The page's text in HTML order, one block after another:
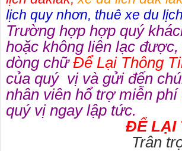
lịch quy nhơn, thuê xe du
Trường hợp hợp quý
hoặc không liên lạc
dòng chữĐể Lại Thông
của quý vị và gửi đến
nhân viên hổ trợ miễn
quý vị ngay lập tức.
ĐỂ LẠI
Trân
Cho thuê nhà nguyên căn Phú Yên,
thuê nhà nguyên căn tại Phú Yên
Chúng tôi hiên đang cho thuê nhà
tại Tuy Hòa - Phú Yên.